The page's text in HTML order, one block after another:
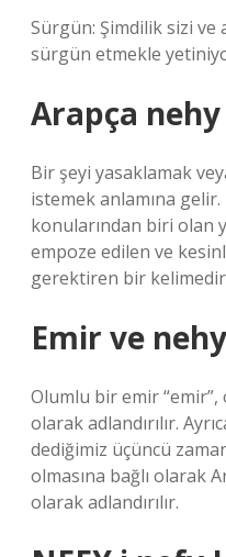
Sürgün: Şimdilik sizi ve
sürgün etmekle
Arapça
Bir şeyi yasaklamak
istemek anlamına
konularından biri olan
empoze edilen ve
gerektiren bir
Emir ve
Olumlu bir emir “emir”,
olarak adlandırılır.
dediğimiz üçüncü
olmasına bağlı olarak
olarak adlandırılır.